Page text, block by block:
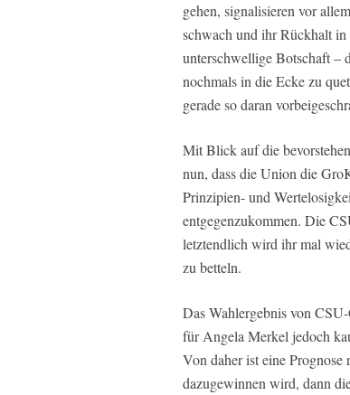
gehen, signalisieren vor
schwach und ihr Rückhalt in
unterschwellige Botschaft –
nochmals in die Ecke zu
gerade so daran
Mit Blick auf die
nun, dass die Union die
Prinzipien- und
entgegenzukommen. Die
letztendlich wird ihr mal
zu betteln.
Das Wahlergebnis von
für Angela Merkel jedoch
Von daher ist eine
dazugewinnen wird, dann